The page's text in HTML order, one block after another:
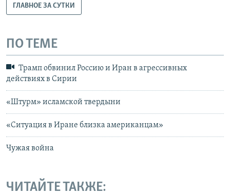
ГЛАВНОЕ ЗА СУТКИ
ПО ТЕМЕ
Трамп обвинил Россию и Иран в агрессивных
действиях в Сирии
«Штурм» исламской твердыни
«Ситуация в Иране близка американцам»
Чужая война
ЧИТАЙТЕ ТАКЖЕ: